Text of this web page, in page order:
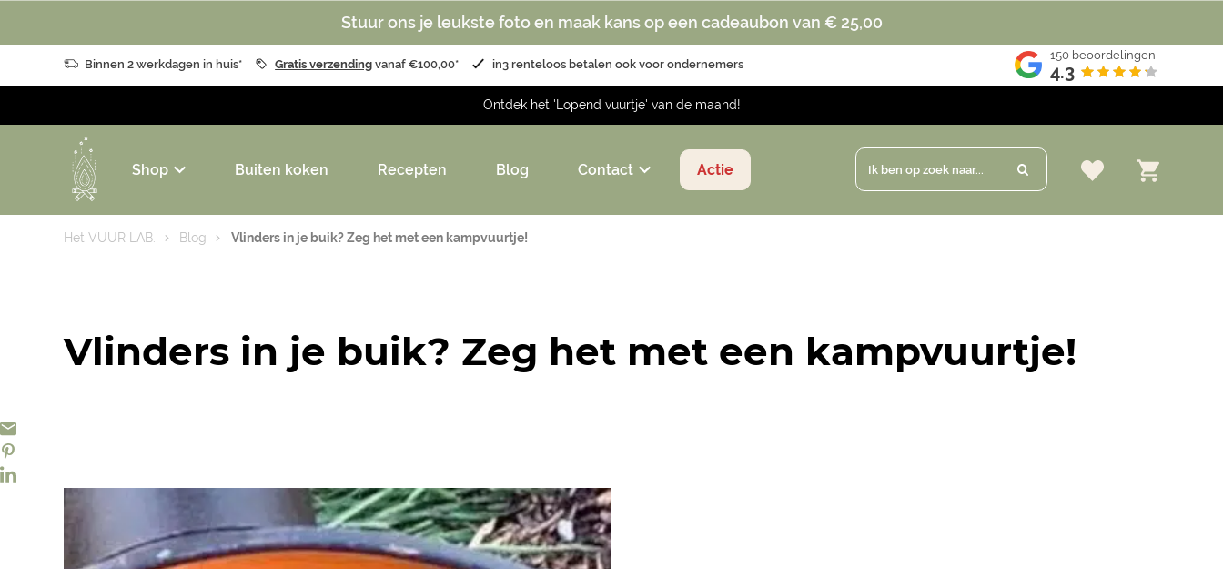
Stuur ons je leukste foto en maak kans op een cadeaubon van € 25,00
Binnen 2 werkdagen in huis* Gratis verzending vanaf €100,00* in3 renteloos betalen ook voor ondernemers
150beoordelingen
4.3
Ontdek het 'Lopend vuurtje' van de maand!
Shop Buiten koken Recepten Blog Contact Actie Ik ben op zoek naar...
Het VUUR LAB. Blog Vlinders in je buik? Zeg het met een kampvuurtje!
Vlinders in je buik? Zeg het met een kampvuurtje!